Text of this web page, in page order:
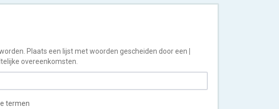
Plaats een lijst met woorden gescheiden door een
overeenkomsten.
termen